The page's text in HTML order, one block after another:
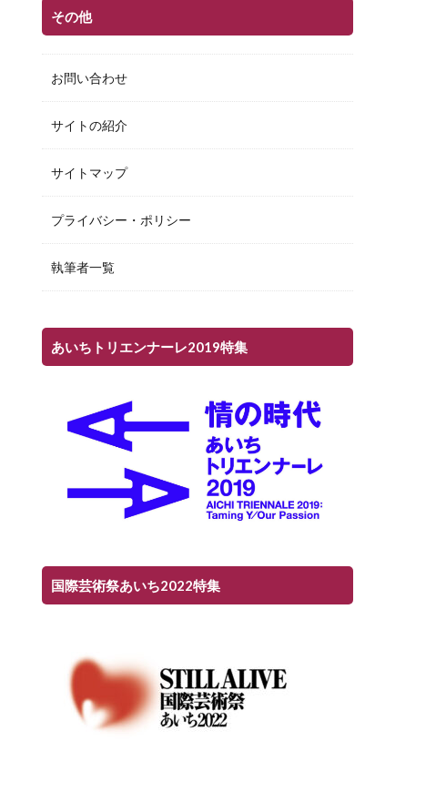
その他
お問い合わせ
サイトの紹介
サイトマップ
プライバシー・ポリシー
執筆者一覧
あいちトリエンナーレ2019特集
国際芸術祭あいち2022特集